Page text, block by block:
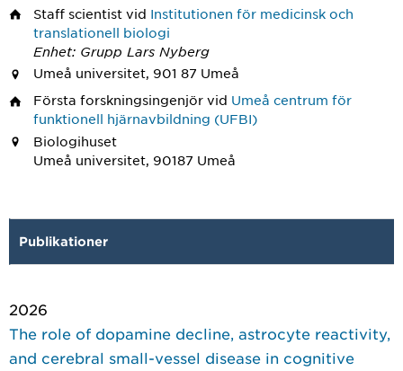
Staff scientist vid Institutionen för medicinsk och
translationell biologi
Enhet: Grupp Lars Nyberg
Umeå universitet, 901 87 Umeå
Första forskningsingenjör vid Umeå centrum för
funktionell hjärnavbildning (UFBI)
Biologihuset
Umeå universitet, 90187 Umeå
Publikationer
2026
The role of dopamine decline, astrocyte reactivity,
and cerebral small-vessel disease in cognitive